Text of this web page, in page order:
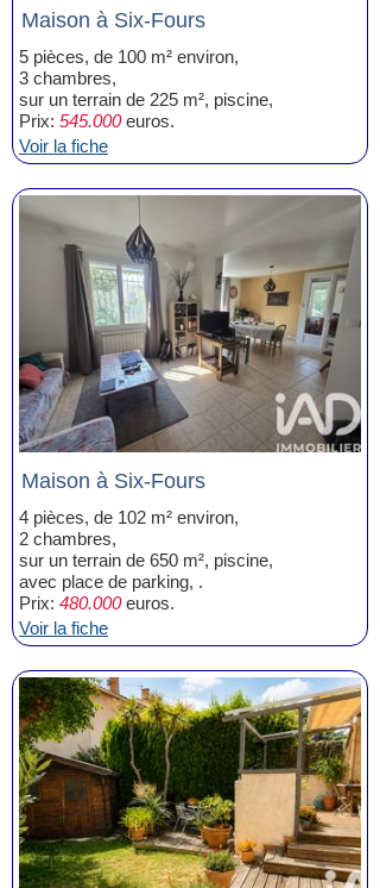
Maison à Six-Fours
5 pièces, de 100 m² environ,
3 chambres,
sur un terrain de 225 m², piscine,
Prix: 545.000euros.
Voir la fiche
Maison à Six-Fours
4 pièces, de 102 m² environ,
2 chambres,
sur un terrain de 650 m², piscine,
avec place de parking, .
Prix: 480.000euros.
Voir la fiche